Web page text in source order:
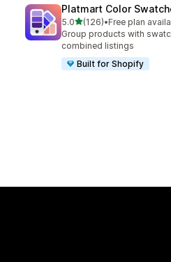
Platmart Color
5.0별 5개 중
(126)
총 리뷰 126개
•Free plan
Group products with
combined listings
Built for Shopify